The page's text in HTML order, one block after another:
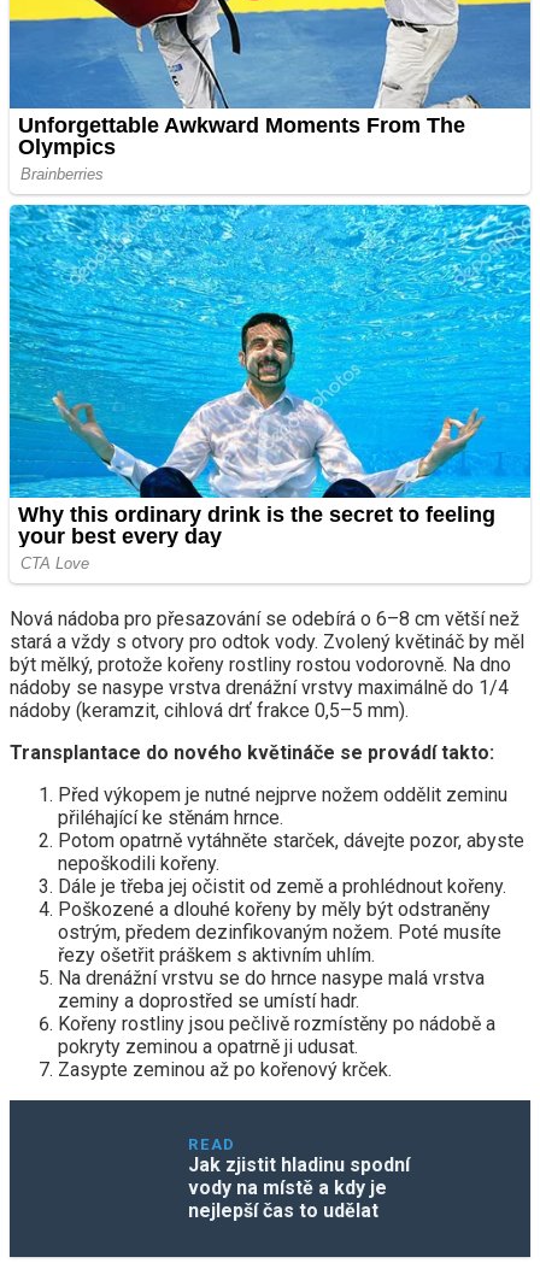
Nová nádoba pro přesazování se odebírá o 6–8 cm větší než
stará a vždy s otvory pro odtok vody. Zvolený květináč by měl
být mělký, protože kořeny rostliny rostou vodorovně. Na dno
nádoby se nasype vrstva drenážní vrstvy maximálně do 1/4
nádoby (keramzit, cihlová drť frakce 0,5–5 mm).
Transplantace do nového květináče se provádí takto:
Před výkopem je nutné nejprve nožem oddělit zeminu
přiléhající ke stěnám hrnce.
Potom opatrně vytáhněte starček, dávejte pozor, abyste
nepoškodili kořeny.
Dále je třeba jej očistit od země a prohlédnout kořeny.
Poškozené a dlouhé kořeny by měly být odstraněny
ostrým, předem dezinfikovaným nožem. Poté musíte
řezy ošetřit práškem s aktivním uhlím.
Na drenážní vrstvu se do hrnce nasype malá vrstva
zeminy a doprostřed se umístí hadr.
Kořeny rostliny jsou pečlivě rozmístěny po nádobě a
pokryty zeminou a opatrně ji udusat.
Zasypte zeminou až po kořenový krček.
READ
Jak zjistit hladinu spodní
vody na místě a kdy je
nejlepší čas to udělat